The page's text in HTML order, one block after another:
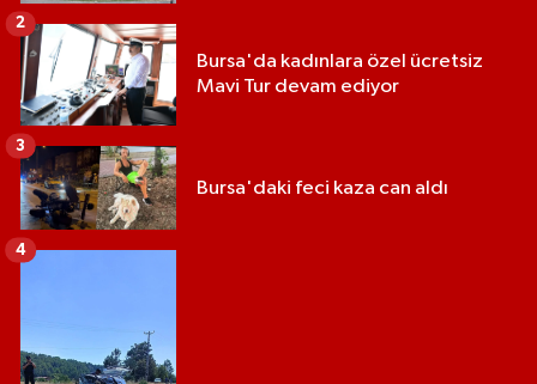
Bursa'da kadınlara özel ücretsiz
Mavi Tur devam ediyor
2
Bursa'daki feci kaza can aldı
3
4